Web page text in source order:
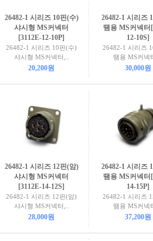
26482-1 시리즈 10핀(수)
샤시형 MS커넥터
[3112E-12-10P]
26482-1 시리즈 10핀(수)
샤시형 MS커넥터,..
20,200원
26482-1 시리즈
땜용 MS커넥터
12-10S]
26482-1 시리즈
땜용 MS커넥
30,000원
26482-1 시리즈 12핀(암)
샤시형 MS커넥터
[3112E-14-12S]
26482-1 시리즈 12핀(암)
샤시형 MS커넥터,..
28,000원
26482-1 시리즈
땜용 MS커넥터
14-15P]
26482-1 시리즈
땜용 MS커넥
37,200원